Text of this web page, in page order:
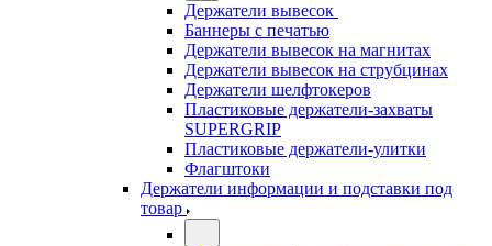
Держатели вывесок
Баннеры с печатью
Держатели вывесок на магнитах
Держатели вывесок на струбцинах
Держатели шелфтокеров
Пластиковые держатели-захваты
SUPERGRIP
Пластиковые держатели-улитки
Флагштоки
Держатели информации и подставки под
товар